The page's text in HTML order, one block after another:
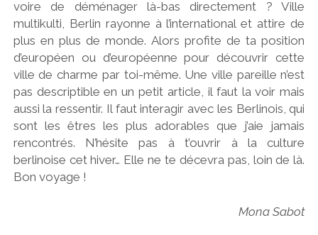
voire de déménager là-bas directement ? Ville
multikulti, Berlin rayonne à l’international et attire de
plus en plus de monde. Alors profite de ta position
d’européen ou d’européenne pour découvrir cette
ville de charme par toi-même. Une ville pareille n’est
pas descriptible en un petit article, il faut la voir mais
aussi la ressentir. Il faut interagir avec les Berlinois, qui
sont les êtres les plus adorables que j’aie jamais
rencontrés. N’hésite pas à t’ouvrir à la culture
berlinoise cet hiver… Elle ne te décevra pas, loin de là.
Bon voyage !
Mona Sabot